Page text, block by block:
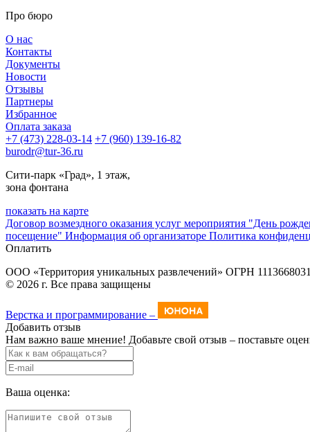
Про бюро
О нас
Контакты
Документы
Новости
Отзывы
Партнеры
Избранное
Оплата заказа
+7 (473) 228-03-14 +7 (960) 139-16-82
burodr@tur-36.ru
Сити-парк «Град», 1 этаж,
зона фонтана
показать на карте
Договор возмездного оказания услуг мероприятия "День
посещение" Информация об организаторе Политика
Оплатить
ООО «Территория уникальных развлечений» ОГРН
© 2026 г. Все права защищены
Верстка и программирование –
Добавить отзыв
Нам важно ваше мнение! Добавьте свой отзыв – поставьте
Ваша оценка: